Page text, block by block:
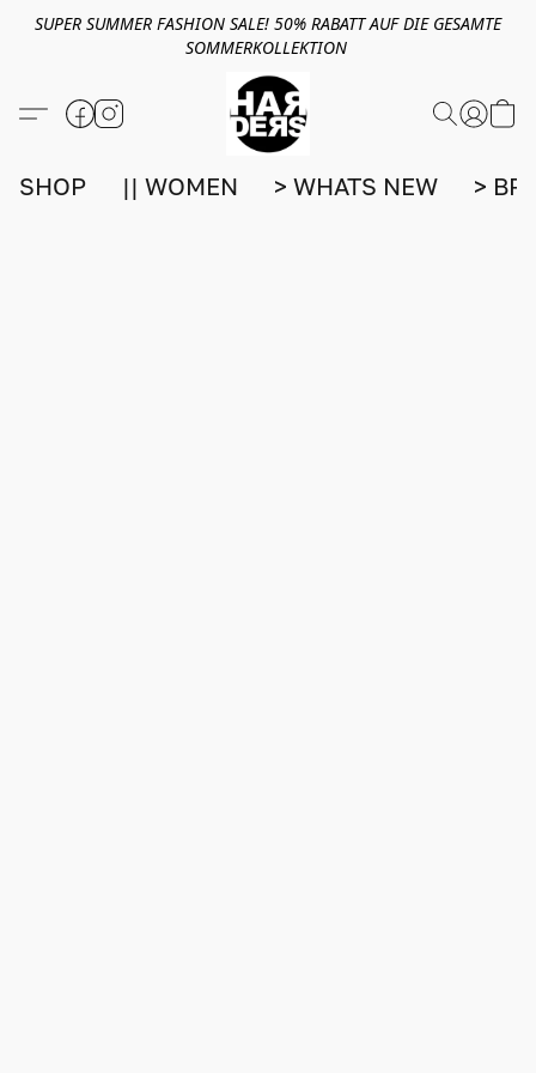
SUPER SUMMER FASHION SALE! 50% RABATT AUF DIE GESAMTE
SOMMERKOLLEKTION
SHOP || WOMEN > WHATS NEW >